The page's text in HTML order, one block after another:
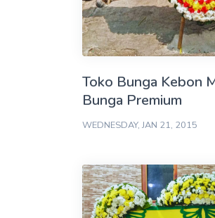
Toko Bunga Kebon
Bunga Premium
WEDNESDAY, JAN 21, 2015